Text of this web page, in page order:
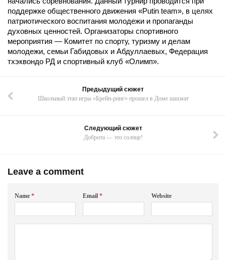
поддержке общественного движения «Putin team», в целях
патриотического воспитания молодежи и пропаганды
духовных ценностей. Организаторы спортивного
мероприятия — Комитет по спорту, туризму и делам
молодежи, семьи Габидовых и Абдуллаевых, Федерация
тхэквондо РД и спортивный клуб «Олимп».
Предыдущий сюжет
Школьный этап игры «Брейн-ринг» прошел в Доме шахмат
Следующий сюжет
Доброта — это солнце!
Leave a comment
Name * Email* Website